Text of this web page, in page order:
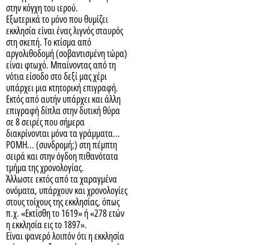
στην κόγχη του ιερού.
Εξωτερικά το μόνο που θυμίζει
εκκλησία είναι ένας λιγνός σταυρός
στη σκεπή. Το κτίσμα από
αργολιθοδομή (σοβαντισμένη τώρα)
είναι φτωχό. Μπαίνοντας από τη
νότια είσοδο στο δεξί μας χέρι
υπάρχει μια κτητορική επιγραφή.
Εκτός από αυτήν υπάρχει και άλλη
επιγραφή δίπλα στην δυτική θύρα
σε 8 σειρές που σήμερα
διακρίνονται μόνα τα γράμματα...
ΡΟΜΗ... (συνδρομή;) στη πέμπτη
σειρά και στην όγδοη πιθανότατα
τμήμα της χρονολογίας.
Άλλωστε εκτός από τα χαραγμένα
ονόματα, υπάρχουν και χρονολογίες
στους τοίχους της εκκλησίας, όπως
π.χ. «Εκτίσθη το 1619» ή «278 ετών
η εκκλησία εις το 1897».
Είναι φανερό λοιπόν ότι η εκκλησία